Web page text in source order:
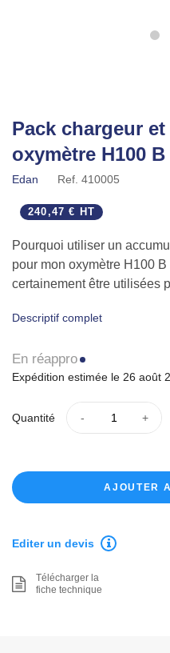
Pack chargeur
oxymètre H100 B
Edan Ref. 410005
240,47 € HT
Pourquoi utiliser un
pour mon oxymètre H100
certainement être utilisées
Descriptif complet
En réappro
Expédition estimée le 26 août
Quantité
AJOUTER
Editer un devis
Télécharger la
fiche technique